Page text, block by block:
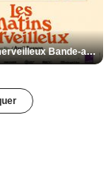
Les Matins merveilleux Bande-annonce VF